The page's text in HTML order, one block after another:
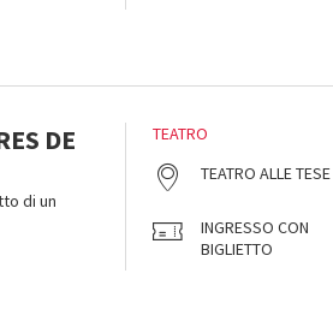
DE
di un
TEATRO
TEATRO ALLE TESE
INGRESSO CON
BIGLIETTO